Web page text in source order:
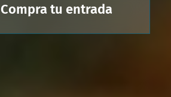
Compra tu entrada